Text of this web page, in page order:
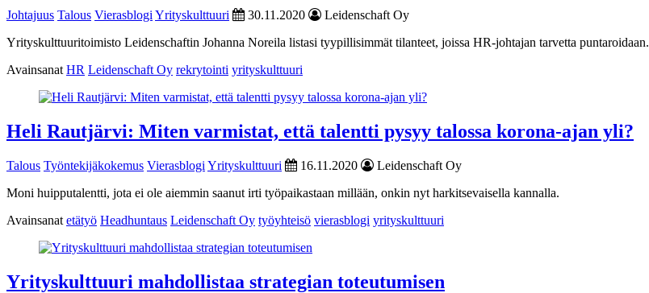
Johtajuus Talous Vierasblogi Yrityskulttuuri 30.11.2020
Leidenschaft Oy
Yrityskulttuuritoimisto Leidenschaftin Johanna Noreila listasi tyypillisimmät tilanteet, joissa HR-johtajan tarvetta puntaroidaan.
Avainsanat HR Leidenschaft Oy rekrytointi yrityskulttuuri
Heli Rautjärvi: Miten varmistat, että talentti pysyy talossa korona-ajan yli?
Talous Työntekijäkokemus Vierasblogi Yrityskulttuuri 16.11.2020
Leidenschaft Oy
Moni huipputalentti, jota ei ole aiemmin saanut irti työpaikastaan millään, onkin nyt harkitsevaisella kannalla.
Avainsanat etätyö Headhuntaus Leidenschaft Oy työyhteisö vierasblogi yrityskulttuuri
Yrityskulttuuri mahdollistaa strategian toteutumisen